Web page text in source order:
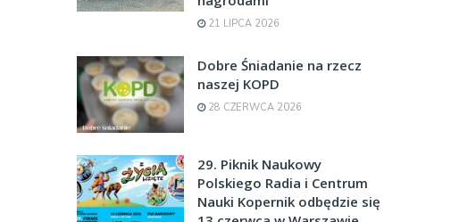
21 LIPCA 2026
Dobre Śniadanie na rzecz
naszej KOPD
28 CZERWCA 2026
29. Piknik Naukowy
Polskiego Radia i Centrum
Nauki Kopernik odbędzie się